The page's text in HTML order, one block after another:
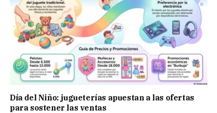
Día del Niño: jugueterías apuestan a las ofertas
para sostener las ventas